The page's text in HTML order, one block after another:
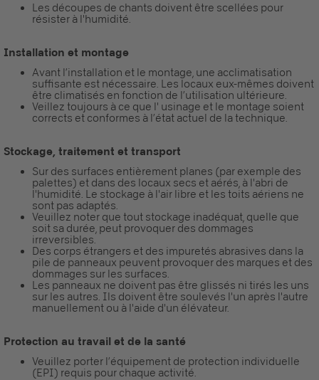
Les découpes de chants doivent être scellées pour
résister à l'humidité.
Installation et montage
Avant l’installation et le montage, une acclimatisation
suffisante est nécessaire. Les locaux eux-mêmes doivent
être climatisés en fonction de l’utilisation ultérieure.
Veillez toujours à ce que l' usinage et le montage soient
corrects et conformes à l’état actuel de la technique.
Stockage, traitement et transport
Sur des surfaces entièrement planes (par exemple des
palettes) et dans des locaux secs et aérés, à l'abri de
l'humidité. Le stockage à l'air libre et les toits aériens ne
sont pas adaptés.
Veuillez noter que tout stockage inadéquat, quelle que
soit sa durée, peut provoquer des dommages
irreversibles.
Des corps étrangers et des impuretés abrasives dans la
pile de panneaux peuvent provoquer des marques et des
dommages sur les surfaces.
Les panneaux ne doivent pas être glissés ni tirés les uns
sur les autres. Ils doivent être soulevés l'un après l'autre
manuellement ou à l'aide d'un élévateur.
Protection au travail et de la santé
Veuillez porter l’équipement de protection individuelle
(EPI) requis pour chaque activité.